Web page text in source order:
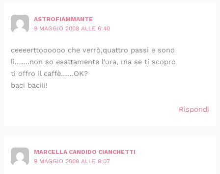
ASTROFIAMMANTE
9 MAGGIO 2008 ALLE 6:40
ceeeerttoooooo che verrò,quattro passi e sono
lì…….non so esattamente l’ora, ma se ti scopro
ti offro il caffè……OK?
baci baciii!
Rispondi
MARCELLA CANDIDO CIANCHETTI
9 MAGGIO 2008 ALLE 8:07